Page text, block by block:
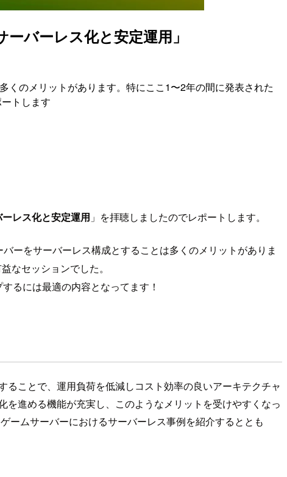
バーレス化と安定運用」
くのメリットがあります。特にここ1〜2年の間に発表された
トします
レス化と安定運用 」を拝聴しましたのでレポートします。
ーをサーバーレス構成とすることは多くのメリットがありま
なセッションでした。
るには最適の内容となってます！
ことで、運用負荷を低減しコスト効率の良いアーキテクチャ
進める機能が充実し、このようなメリットを受けやすくなっ
ームサーバーにおけるサーバーレス事例を紹介するととも